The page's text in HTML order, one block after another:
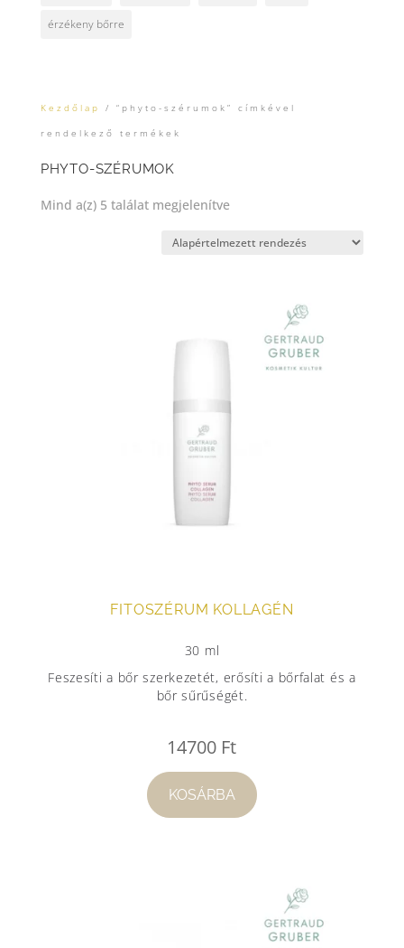
Kezdőlap
/ “phyto-szérumok” címkével
rendelkező termékek
PHYTO-SZÉRUMOK
Mind a(z) 5 találat megjelenítve
FITOSZÉRUM KOLLAGÉN
30 ml
Feszesíti a bőr szerkezetét, erősíti a bőrfalat és a
bőr sűrűségét.
14700 Ft
KOSÁRBA
érzékeny bőrre